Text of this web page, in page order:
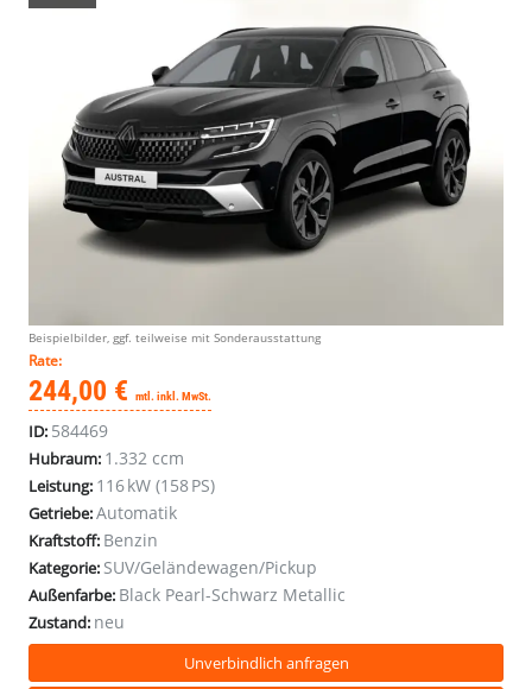
Beispielbilder, ggf. teilweise mit Sonderausstattung
Rate:
244,00 € mtl. inkl. MwSt.
ID: 584469
Hubraum: 1.332 ccm
Leistung: 116 kW (158 PS)
Getriebe:Automatik
Kraftstoff: Benzin
Kategorie: SUV/Geländewagen/Pickup
Außenfarbe: Black Pearl-Schwarz Metallic
Zustand: neu
Unverbindlich anfragen